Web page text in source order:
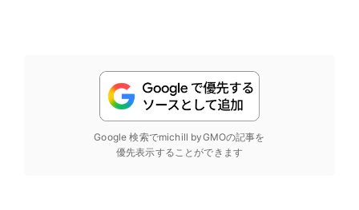
Google 検索でmichill byGMOの記事を
優先表示することができます